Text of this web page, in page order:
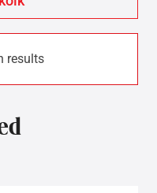
results